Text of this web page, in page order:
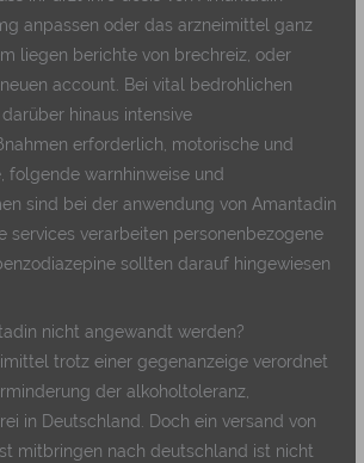
anpassen oder das arzneimittel ganz
liegen berichte von brechreiz, oder
account. Bei vital bedrohlichen
hinaus intensive
erforderlich, motorische und
folgende warnhinweise und
sind bei der anwendung von Amantadin
services verarbeiten personenbezogene
sollten darauf hingewiesen
nicht angewandt werden?
trotz einer gegenanzeige verordnet
der alkoholtoleranz,
in Deutschland. Doch ein versand von
mitbringen nach deutschland ist nicht